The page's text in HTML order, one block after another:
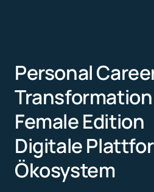
Personal
Transformation
Female Edition
Digitale
Ökosystem